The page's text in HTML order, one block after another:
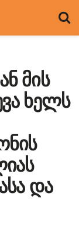
მის
ხელს
და